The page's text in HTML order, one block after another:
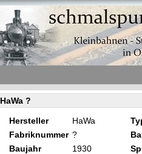
HaWa ?
Hersteller HaWa
Fabriknummer ?
Baujahr
1930